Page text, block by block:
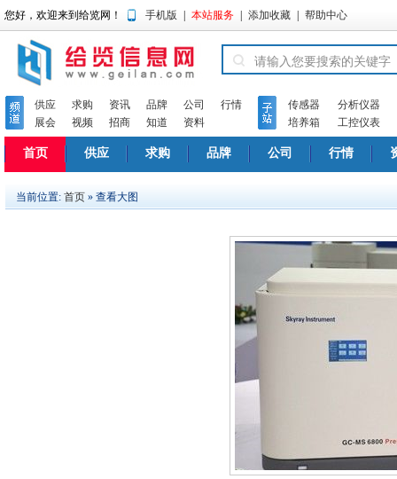
您好，欢迎来到给览网！ 手机版 本站服务 添加收藏 帮助中心
供应 求购 资讯 品牌 公司
行情
展会
视频 招商 知道 资料
传感器
分析仪器
培养箱
工控仪表
首页 供应 求购 品牌 公司 行情
当前位置: 首页 » 查看大图